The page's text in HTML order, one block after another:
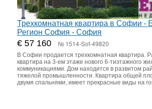
Трехкомнатная квартира в Софии -
Регион София - София
€ 57 160 № 1514-Sof-49820
В Софии продается трехкомнатная квартира.
квартира на 3-ем этаже нового 6-тиэтажного
коммуникациями. Дом находится в развитом
тяжелой промышленности. Квартира общей
двумя спальнями, имеет прекрасные виды на